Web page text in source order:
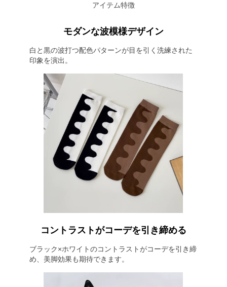
アイテム特徴
モダンな波模様デザイン
白と黒の波打つ配色パターンが目を引く洗練された
印象を演出。
コントラストがコーデを引き締める
ブラック×ホワイトのコントラストがコーデを引き締
め、美脚効果も期待できます。